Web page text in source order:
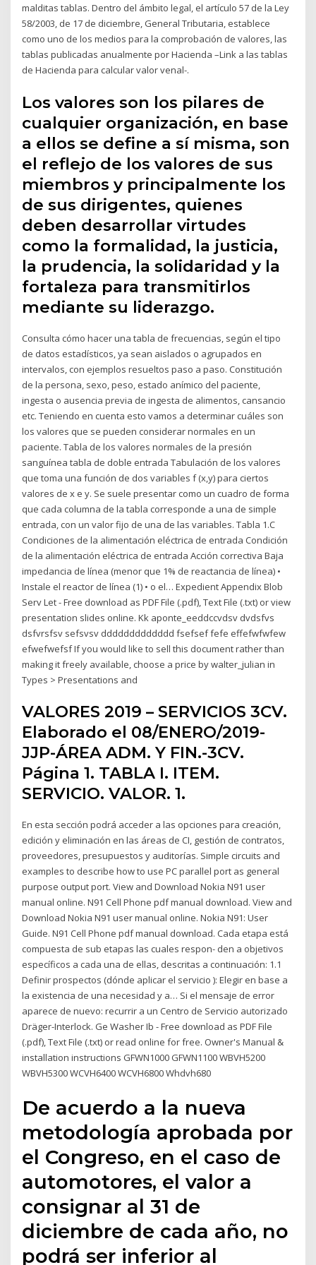
malditas tablas. Dentro del ámbito legal, el artículo 57 de la Ley
58/2003, de 17 de diciembre, General Tributaria, establece
como uno de los medios para la comprobación de valores, las
tablas publicadas anualmente por Hacienda –Link a las tablas
de Hacienda para calcular valor venal-.
Los valores son los pilares de
cualquier organización, en base
a ellos se define a sí misma, son
el reflejo de los valores de sus
miembros y principalmente los
de sus dirigentes, quienes
deben desarrollar virtudes
como la formalidad, la justicia,
la prudencia, la solidaridad y la
fortaleza para transmitirlos
mediante su liderazgo.
Consulta cómo hacer una tabla de frecuencias, según el tipo
de datos estadísticos, ya sean aislados o agrupados en
intervalos, con ejemplos resueltos paso a paso. Constitución
de la persona, sexo, peso, estado anímico del paciente,
ingesta o ausencia previa de ingesta de alimentos, cansancio
etc. Teniendo en cuenta esto vamos a determinar cuáles son
los valores que se pueden considerar normales en un
paciente. Tabla de los valores normales de la presión
sanguínea tabla de doble entrada Tabulación de los valores
que toma una función de dos variables f (x,y) para ciertos
valores de x e y. Se suele presentar como un cuadro de forma
que cada columna de la tabla corresponde a una de simple
entrada, con un valor fijo de una de las variables. Tabla 1.C
Condiciones de la alimentación eléctrica de entrada Condición
de la alimentación eléctrica de entrada Acción correctiva Baja
impedancia de línea (menor que 1% de reactancia de línea) •
Instale el reactor de línea (1) • o el… Expedient Appendix Blob
Serv Let - Free download as PDF File (.pdf), Text File (.txt) or view
presentation slides online. Kk aponte_eeddccvdsv dvdsfvs
dsfvrsfsv sefsvsv ddddddddddddd fsefsef fefe effefwfwfew
efwefwefsf If you would like to sell this document rather than
making it freely available, choose a price by walter_julian in
Types > Presentations and
VALORES 2019 – SERVICIOS 3CV.
Elaborado el 08/ENERO/2019-
JJP-ÁREA ADM. Y FIN.-3CV.
Página 1. TABLA I. ITEM.
SERVICIO. VALOR. 1.
En esta sección podrá acceder a las opciones para creación,
edición y eliminación en las áreas de CI, gestión de contratos,
proveedores, presupuestos y auditorías. Simple circuits and
examples to describe how to use PC parallel port as general
purpose output port. View and Download Nokia N91 user
manual online. N91 Cell Phone pdf manual download. View and
Download Nokia N91 user manual online. Nokia N91: User
Guide. N91 Cell Phone pdf manual download. Cada etapa está
compuesta de sub etapas las cuales respon- den a objetivos
específicos a cada una de ellas, descritas a continuación: 1.1
Definir prospectos (dónde aplicar el servicio ): Elegir en base a
la existencia de una necesidad y a… Si el mensaje de error
aparece de nuevo: recurrir a un Centro de Servicio autorizado
Dräger-Interlock. Ge Washer Ib - Free download as PDF File
(.pdf), Text File (.txt) or read online for free. Owner's Manual &
installation instructions GFWN1000 GFWN1100 WBVH5200
WBVH5300 WCVH6400 WCVH6800 Whdvh680
De acuerdo a la nueva
metodología aprobada por
el Congreso, en el caso de
automotores, el valor a
consignar al 31 de
diciembre de cada año, no
podrá ser inferior al